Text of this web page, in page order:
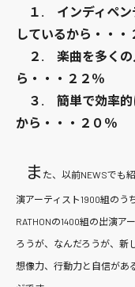
１. インディペン
しているから・・・
２. 楽曲を多くの
ら・・・２２％
３. 簡単で効率的
から・・・２０％
ま た、以前NEWSでも
演アーティスト1900組のう
RATHONの1400組の出演
ろうが、なんだろうが、新
想像力、行動力と自信があ